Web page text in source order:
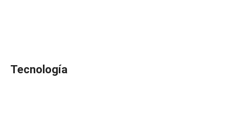
Tecnología